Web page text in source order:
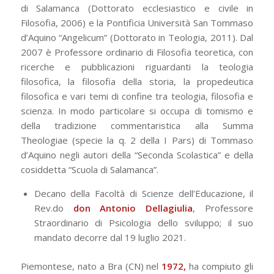
di Salamanca (Dottorato ecclesiastico e civile in
Filosofia, 2006) e la Pontificia Università San Tommaso
d’Aquino “Angelicum” (Dottorato in Teologia, 2011). Dal
2007 è Professore ordinario di Filosofia teoretica, con
ricerche e pubblicazioni riguardanti la teologia
filosofica, la filosofia della storia, la propedeutica
filosofica e vari temi di confine tra teologia, filosofia e
scienza. In modo particolare si occupa di tomismo e
della tradizione commentaristica alla Summa
Theologiae (specie la q. 2 della I Pars) di Tommaso
d’Aquino negli autori della “Seconda Scolastica” e della
cosiddetta “Scuola di Salamanca”.
Decano della Facoltà di Scienze dell’Educazione, il
Rev.do don Antonio Dellagiulia, Professore
Straordinario di Psicologia dello sviluppo; il suo
mandato decorre dal 19 luglio 2021.
Piemontese, nato a Bra (CN) nel 1972, ha compiuto gli